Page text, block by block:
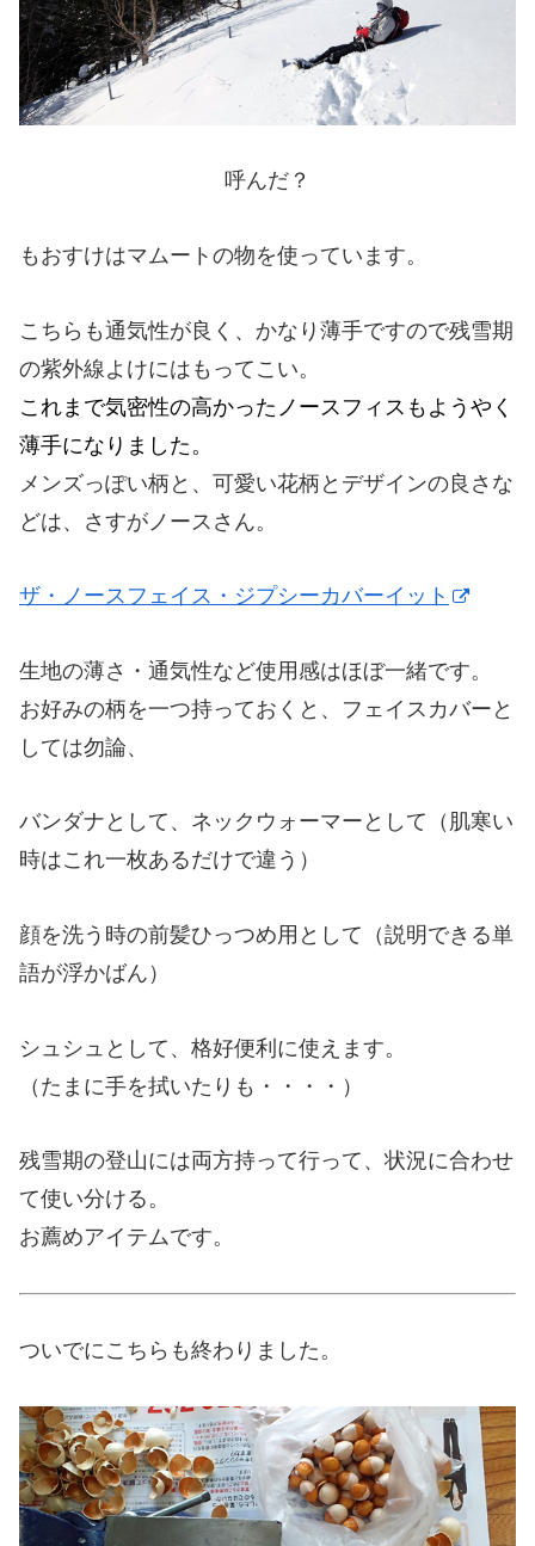
呼んだ？
もおすけはマムートの物を使っています。
こちらも通気性が良く、かなり薄手ですので残雪期
の紫外線よけにはもってこい。
これまで気密性の高かったノースフィスもようやく
薄手になりました。
メンズっぽい柄と、可愛い花柄とデザインの良さな
どは、さすがノースさん。
ザ・ノースフェイス・ジプシーカバーイット
生地の薄さ・通気性など使用感はほぼ一緒です。
お好みの柄を一つ持っておくと、フェイスカバーと
しては勿論、
バンダナとして、ネックウォーマーとして（肌寒い
時はこれ一枚あるだけで違う）
顔を洗う時の前髪ひっつめ用として（説明できる単
語が浮かばん）
シュシュとして、格好便利に使えます。
（たまに手を拭いたりも・・・・）
残雪期の登山には両方持って行って、状況に合わせ
て使い分ける。
お薦めアイテムです。
ついでにこちらも終わりました。